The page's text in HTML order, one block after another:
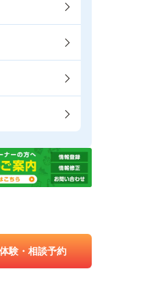
体験・相談予約